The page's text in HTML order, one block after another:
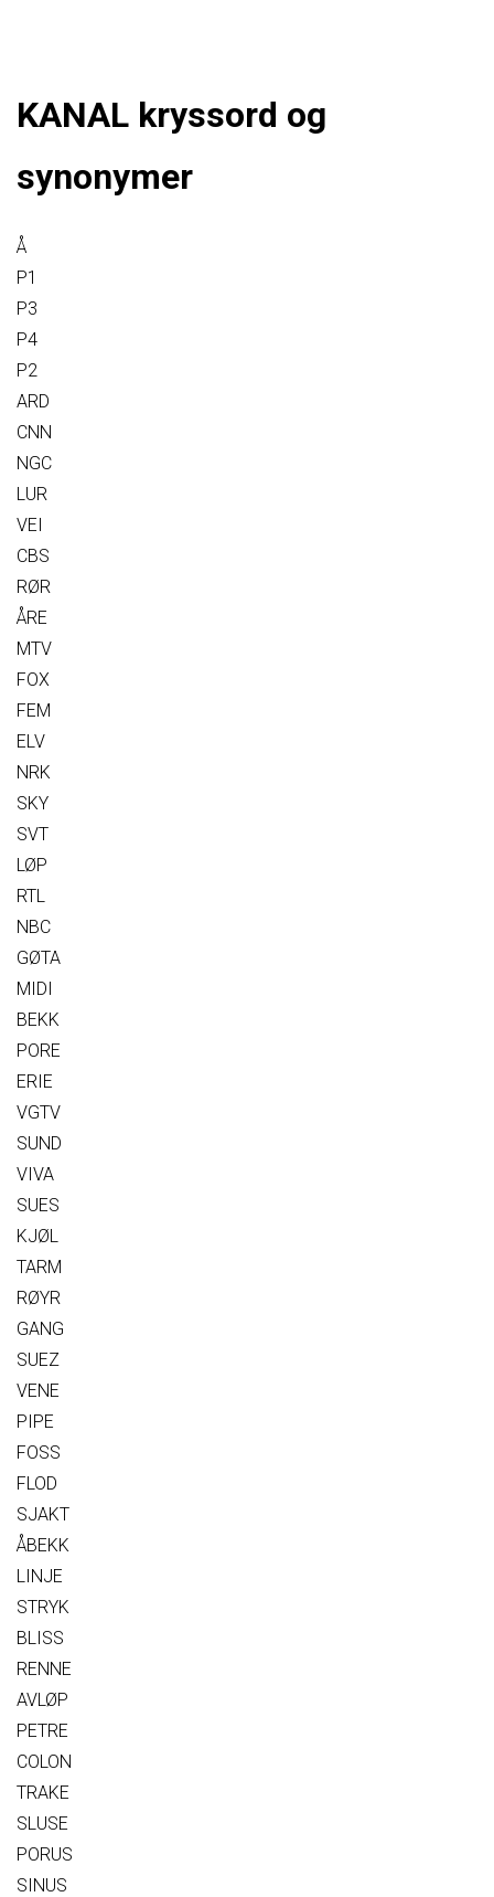
KANAL kryssord og
synonymer
Å
P1
P3
P4
P2
ARD
CNN
NGC
LUR
VEI
CBS
RØR
ÅRE
MTV
FOX
FEM
ELV
NRK
SKY
SVT
LØP
RTL
NBC
GØTA
MIDI
BEKK
PORE
ERIE
VGTV
SUND
VIVA
SUES
KJØL
TARM
RØYR
GANG
SUEZ
VENE
PIPE
FOSS
FLOD
SJAKT
ÅBEKK
LINJE
STRYK
BLISS
RENNE
AVLØP
PETRE
COLON
TRAKE
SLUSE
PORUS
SINUS